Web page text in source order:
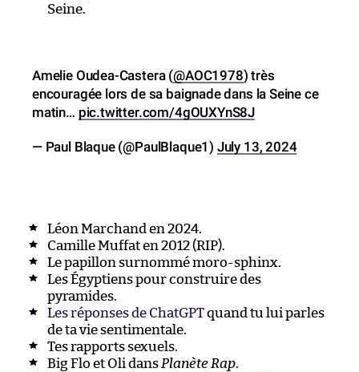
Seine.
Amelie Oudea-Castera (@AOC1978) très
encouragée lors de sa baignade dans la Seine ce
matin… pic.twitter.com/4gOUXYnS8J
— Paul Blaque (@PaulBlaque1) July 13, 2024
Léon Marchand en 2024.
Camille Muffat en 2012 (RIP).
Le papillon surnommé moro-sphinx.
Les Égyptiens pour construire des
pyramides.
Les réponses de ChatGPTquand tu lui parles
de ta vie sentimentale.
Tes rapports sexuels.
Big Flo et Oli dans Planète Rap.